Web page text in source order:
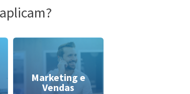
Marketing e
Vendas